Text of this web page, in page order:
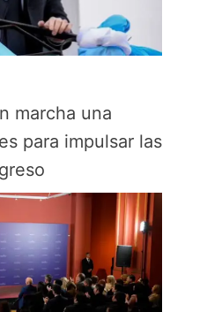
marcha una
para impulsar las